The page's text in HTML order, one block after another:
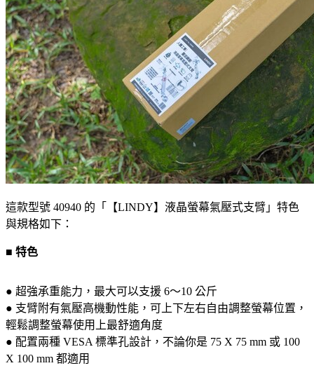
這款型號 40940 的「【LINDY】液晶螢幕氣壓式支臂」特色
與規格如下：
■ 特色
● 超強承重能力，最大可以支援 6～10 公斤
● 支臂附有氣壓高機動性能，可上下左右自由調整螢幕位置，
輕鬆調整螢幕使用上最舒適角度
● 配置兩種 VESA 標準孔設計，不論你是 75 X 75 mm 或 100
X 100 mm 都適用